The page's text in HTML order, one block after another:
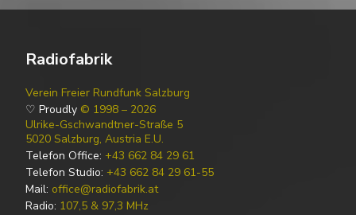
Radiofabrik
Verein Freier Rundfunk Salzburg
♡ Proudly © 1998 – 2026
Ulrike-Gschwandtner-Straße 5
5020 Salzburg, Austria E.U.
Telefon Office: +43 662 84 29 61
Telefon Studio: +43 662 84 29 61-55
Mail: office@radiofabrik.at
Radio: 107,5 & 97,3 MHz